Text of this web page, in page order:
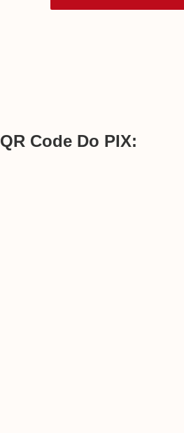
QR Code Do PIX: